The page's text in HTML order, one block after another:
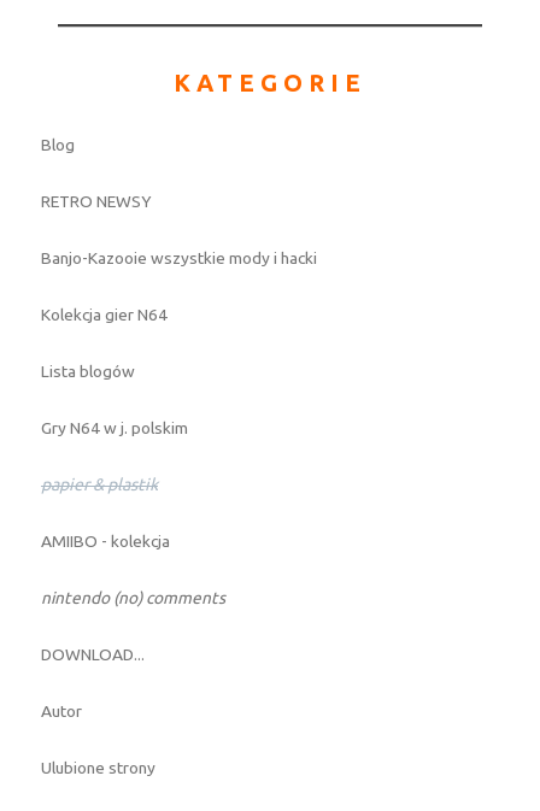
KATEGORIE
Blog
RETRO NEWSY
Banjo-Kazooie wszystkie mody i hacki
Kolekcja gier N64
Lista blogów
Gry N64 w j. polskim
papier & plastik
AMIIBO - kolekcja
nintendo (no) comments
DOWNLOAD...
Autor
Ulubione strony